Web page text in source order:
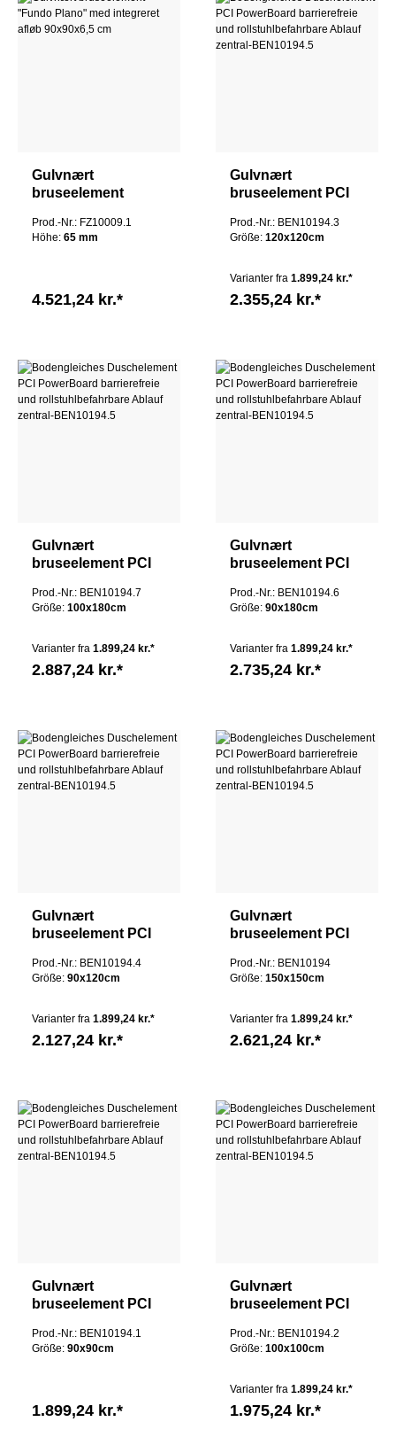
Gulvnært
bruseelement
integreret afløb
90x90x6,5 cm
Prod.-Nr.: FZ10009.1
Höhe: 65 mm
4.521,24 kr.*
Gulvnært
bruseelement PCI
barrierefri og
kørestolsvenlig
Prod.-Nr.: BEN10194.3
Größe: 120x120cm
Varianter fra 1.899,24 kr.*
2.355,24 kr.*
Gulvnært
bruseelement PCI
barrierefri og
kørestolsvenlig
Prod.-Nr.: BEN10194.7
Größe: 100x180cm
Varianter fra 1.899,24 kr.*
2.887,24 kr.*
Gulvnært
bruseelement PCI
barrierefri og
kørestolsvenlig
Prod.-Nr.: BEN10194.6
Größe: 90x180cm
Varianter fra 1.899,24 kr.*
2.735,24 kr.*
Gulvnært
bruseelement PCI
barrierefri og
kørestolsvenlig
Prod.-Nr.: BEN10194.4
Größe: 90x120cm
Varianter fra 1.899,24 kr.*
2.127,24 kr.*
Gulvnært
bruseelement PCI
barrierefri og
kørestolsvenlig
Prod.-Nr.: BEN10194
Größe: 150x150cm
Varianter fra 1.899,24 kr.*
2.621,24 kr.*
Gulvnært
bruseelement PCI
barrierefri og
kørestolsvenlig
Prod.-Nr.: BEN10194.1
Größe: 90x90cm
1.899,24 kr.*
Gulvnært
bruseelement PCI
barrierefri og
kørestolsvenlig
Prod.-Nr.: BEN10194.2
Größe: 100x100cm
Varianter fra 1.899,24 kr.*
1.975,24 kr.*